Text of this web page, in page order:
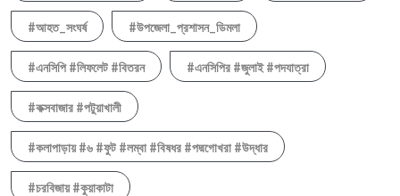
#আহত_সংঘর্ষ #উপজেলা_প্রশাসন_ডিমলা
#এনসিপি #লিফলেট #বিতরন #এনসিপির #জুলাই #পদযাত্রা
#কক্সবাজার #পটুয়াখালী
#কলাপাড়ায় #৬ #ফুট #লম্বা #বিষধর #পদ্মগোখরা #উদ্ধার
#চরবিজায় #কুয়াকাটা